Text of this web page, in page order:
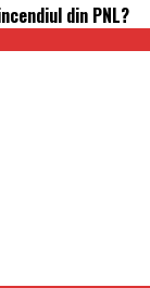
din PNL?